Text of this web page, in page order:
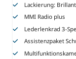
Lackierung:
MMI Radio plus
Lederlenkrad 3-
Assistenzpaket